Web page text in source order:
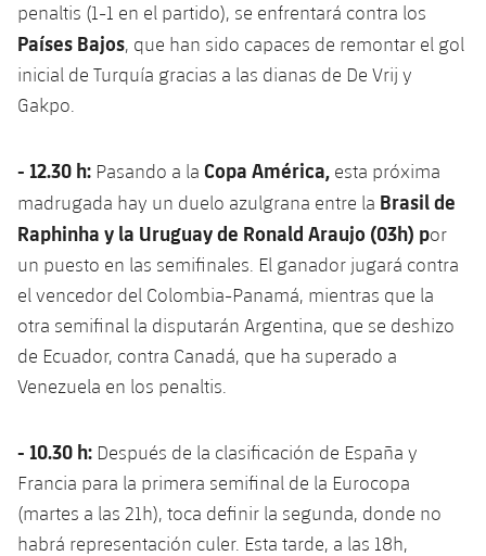
penaltis (1-1 en el partido), se enfrentará contra los
Países Bajos, que han sido capaces de remontar el gol
inicial de Turquía gracias a las dianas de De Vrij y
Gakpo.
- 12.30 h: Pasando a la Copa América, esta próxima
madrugada hay un duelo azulgrana entre la Brasil de
Raphinha y la Uruguay de Ronald Araujo (03h) por
un puesto en las semifinales. El ganador jugará contra
el vencedor del Colombia-Panamá, mientras que la
otra semifinal la disputarán Argentina, que se deshizo
de Ecuador, contra Canadá, que ha superado a
Venezuela en los penaltis.
- 10.30 h: Después de la clasificación de España y
Francia para la primera semifinal de la Eurocopa
(martes a las 21h), toca definir la segunda, donde no
habrá representación culer. Esta tarde, a las 18h,